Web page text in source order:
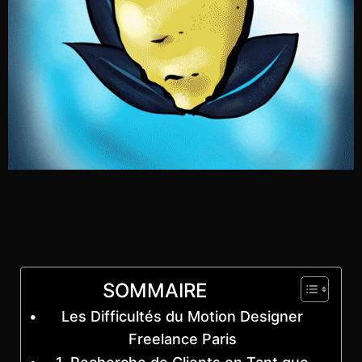
SOMMAIRE
Les Difficultés du Motion Designer
Freelance Paris